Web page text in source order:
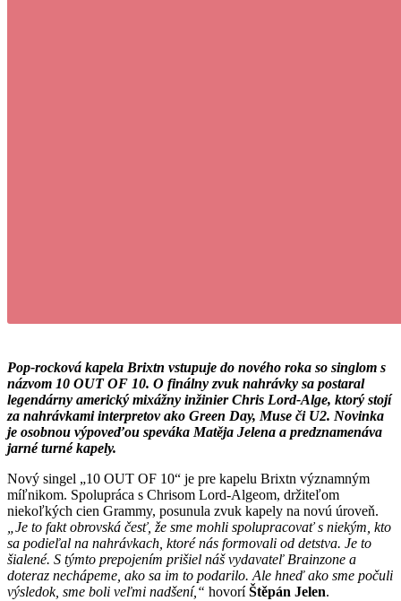
Pop-rocková kapela Brixtn vstupuje do nového roka so singlom s
názvom 10 OUT OF 10. O finálny zvuk nahrávky sa postaral
legendárny americký mixážny inžinier Chris Lord-Alge, ktorý stojí
za nahrávkami interpretov ako Green Day, Muse či U2. Novinka
je osobnou výpoveďou speváka Matěja Jelena a predznamenáva
jarné turné kapely.
Nový singel „10 OUT OF 10“ je pre kapelu Brixtn významným
míľnikom. Spolupráca s Chrisom Lord-Algeom, držiteľom
niekoľkých cien Grammy, posunula zvuk kapely na novú úroveň.
„Je to fakt obrovská česť, že sme mohli spolupracovať s niekým, kto
sa podieľal na nahrávkach, ktoré nás formovali od detstva. Je to
šialené. S týmto prepojením prišiel náš vydavateľ Brainzone a
doteraz nechápeme, ako sa im to podarilo. Ale hneď ako sme počuli
výsledok, sme boli veľmi nadšení,“ hovoríŠtěpán Jelen.